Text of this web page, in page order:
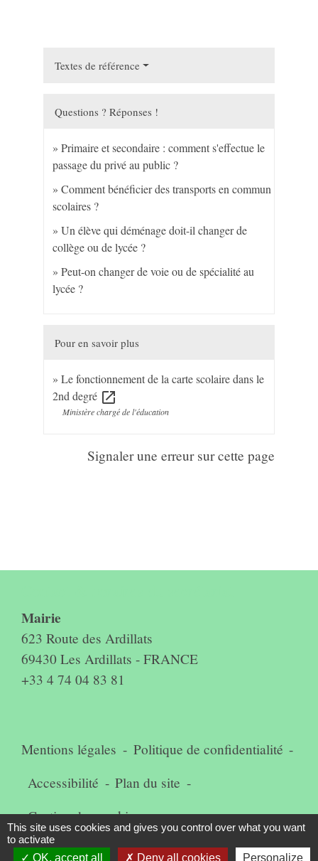
Textes de référence
Questions ? Réponses !
Primaire et secondaire : comment s'effectue le
passage du privé au public ?
Comment bénéficier des transports en commun
scolaires ?
Un élève qui déménage doit-il changer de
collège ou de lycée ?
Peut-on changer de voie ou de spécialité au
lycée ?
Pour en savoir plus
Le fonctionnement de la carte scolaire dans le
2nd degré open_in_new
Ministère chargé de l'éducation
Signaler une erreur sur cette page
Mairie
623 Route des Ardillats
69430 Les Ardillats - FRANCE
+33 4 74 04 83 81
Mentions légales - Politique de confidentialité -
Accessibilité - Plan du site -
Gestion des cookies
This site uses cookies and gives you control over what you want
to activate
OK, accept all
Deny all cookies Personalize